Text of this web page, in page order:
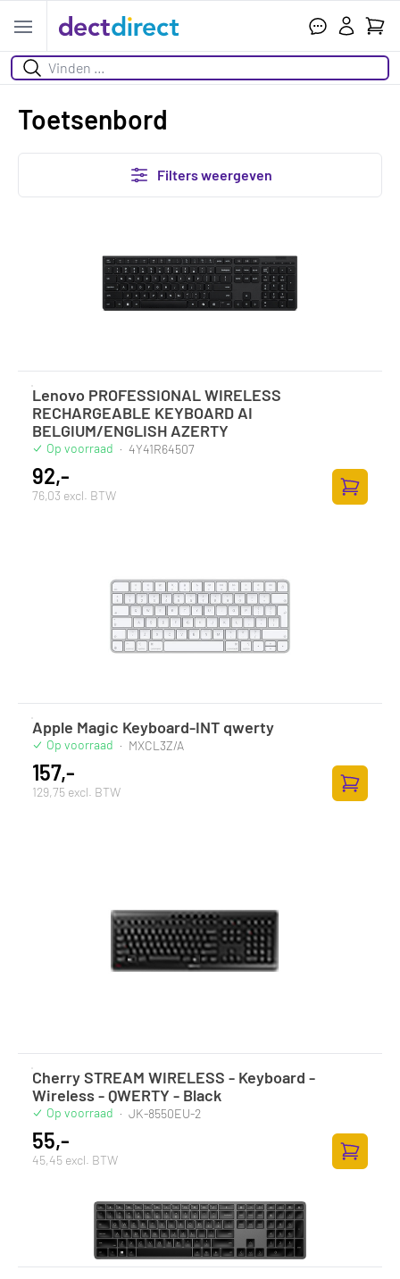
Open menu
Zoeken
Toetsenbord
Filters weergeven
Lenovo PROFESSIONAL WIRELESS
RECHARGEABLE KEYBOARD AI
BELGIUM/ENGLISH AZERTY
Op voorraad · 4Y41R64507
92,-
76,03 excl. BTW
Apple Magic Keyboard-INT qwerty
Op voorraad · MXCL3Z/A
157,-
129,75 excl. BTW
Cherry STREAM WIRELESS - Keyboard -
Wireless - QWERTY - Black
Op voorraad · JK-8550EU-2
55,-
45,45 excl. BTW